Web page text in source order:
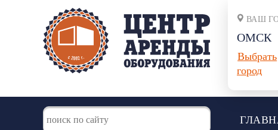
ВАШ
ОМСК
Выбрать
город